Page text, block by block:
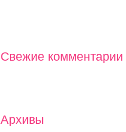
Свежие комментарии
Архивы